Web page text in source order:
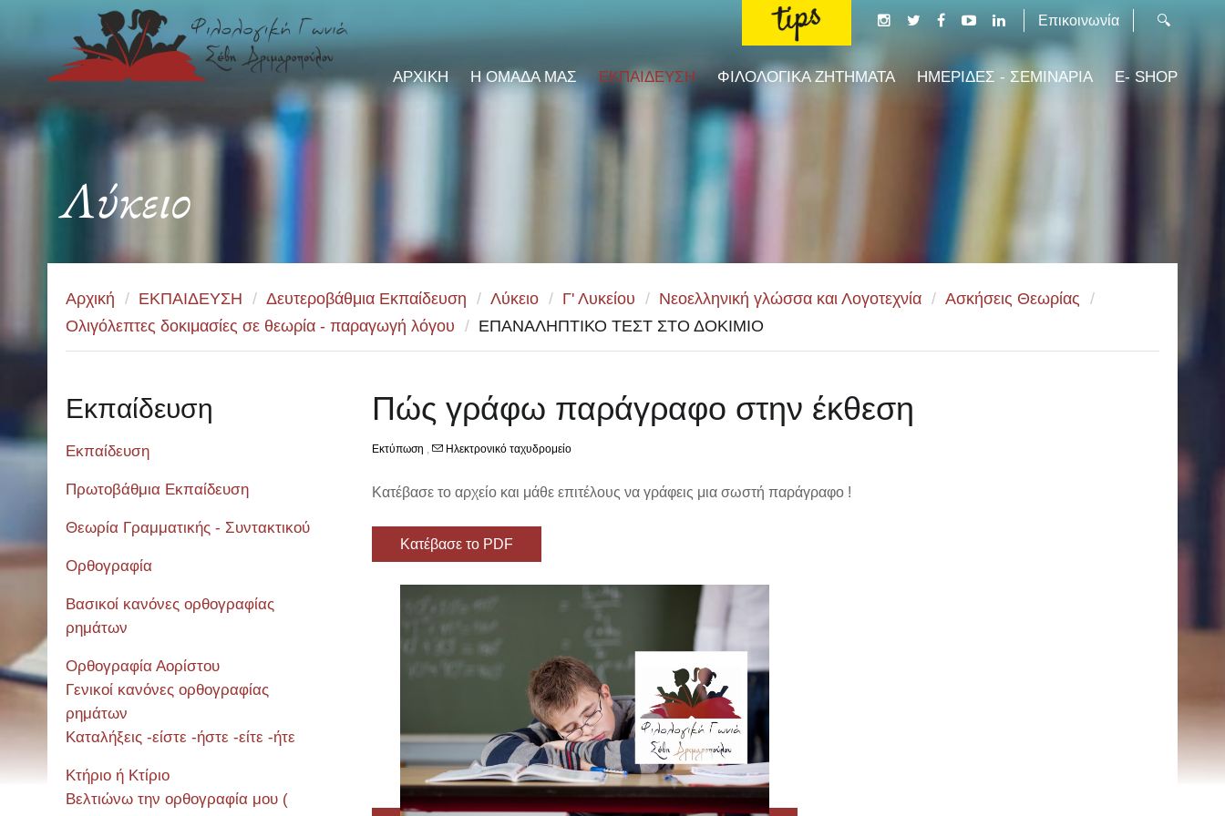
Επικοινωνία
ΑΡΧΙΚΗ Η ΟΜΑΔΑ ΜΑΣ ΕΚΠΑΙΔΕΥΣΗ ΦΙΛΟΛΟΓΙΚΑ ΖΗΤΗΜΑΤΑ ΗΜΕΡΙΔΕΣ - ΣΕΜΙΝΑΡΙΑ E- SHOP
Λύκειο
Αρχική / ΕΚΠΑΙΔΕΥΣΗ / Δευτεροβάθμια Εκπαίδευση / Λύκειο / Γ' Λυκείου / Νεοελληνική γλώσσα και Λογοτεχνία / Ασκήσεις Θεωρίας /
Ολιγόλεπτες δοκιμασίες σε θεωρία - παραγωγή λόγου / ΕΠΑΝΑΛΗΠΤΙΚΟ ΤΕΣΤ ΣΤΟ ΔΟΚΙΜΙΟ
Πώς γράφω παράγραφο στην έκθεση
Εκτύπωση , Ηλεκτρονικό ταχυδρομείο
Κατέβασε το αρχείο και μάθε επιτέλους να γράφεις μια σωστή παράγραφο !
Κατέβασε το PDF
Εκπαίδευση
Εκπαίδευση
Πρωτοβάθμια Εκπαίδευση
Θεωρία Γραμματικής - Συντακτικού
Ορθογραφία
Βασικοί κανόνες ορθογραφίας
ρημάτων
Ορθογραφία Αορίστου
Γενικοί κανόνες ορθογραφίας
ρημάτων
Καταλήξεις -είστε -ήστε -είτε -ήτε
Κτήριο ή Κτίριο
Βελτιώνω την ορθογραφία μου (